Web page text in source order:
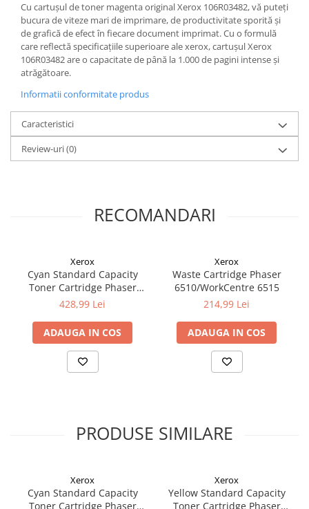
Cu cartușul de toner magenta original Xerox 106R03482, vă puteți
bucura de viteze mari de imprimare, de productivitate sporită și
de grafică de efect în fiecare document imprimat. Cu o formulă
care reflectă specificațiile superioare ale xerox, cartușul Xerox
106R03482 are o capacitate de până la 1.000 de pagini intense și
atrăgătoare.
Informatii conformitate produs
Caracteristici
Review-uri(0)
RECOMANDARI
Xerox
Cyan Standard Capacity
Toner Cartridge Phaser
6510/WorkCentre 6515
428,99 Lei
ADAUGA IN COS
Xerox
Waste Cartridge Phaser
6510/WorkCentre 6515
214,99 Lei
ADAUGA IN COS
PRODUSE SIMILARE
Xerox
Cyan Standard Capacity
Toner Cartridge Phaser
Xerox
Yellow Standard Capacity
Toner Cartridge Phaser